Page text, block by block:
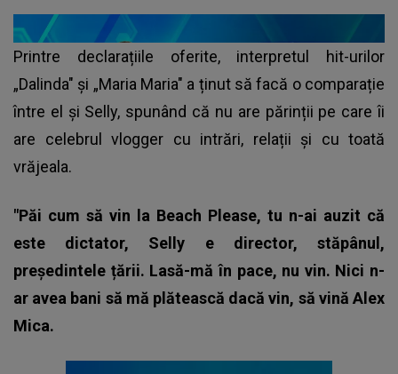
Printre declarațiile oferite, interpretul hit-urilor
„Dalinda" și „Maria Maria" a ținut să facă o comparație
între el și Selly, spunând că nu are părinții pe care îi
are celebrul vlogger cu intrări, relații și cu toată
vrăjeala.
"Păi cum să vin la Beach Please, tu n-ai auzit că
este dictator, Selly e director, stăpânul,
președintele țării. Lasă-mă în pace, nu vin. Nici n-
ar avea bani să mă plătească dacă vin, să vină Alex
Mica.